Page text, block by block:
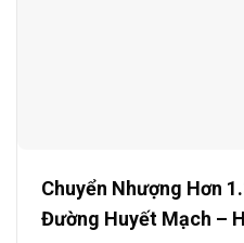
Chuyển Nhượng Hơn
Đường Huyết Mạch –